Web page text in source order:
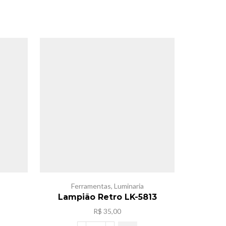
Ferramentas, Luminaria
Lampião Retro LK-5813
R$ 35,00